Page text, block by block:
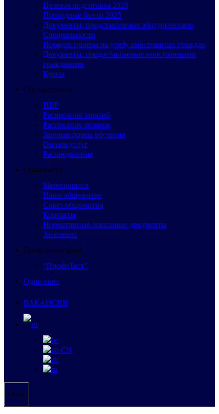
Целевая подготовка 2026
Проходные баллы 2025
Документы, представляемые абитуриентами
Специальности
Порядок приема на учебу иностранных граждан
Документы, предоставляемые иностранными
гражданами
Курсы
Обучающимся
ПВР
Расписание занятий
Расписание звонков
Заочная форма обучения
Оплата услуг
Распределение
Общежитие
Мероприятия
Наше общежитие
Совет общежития
Контакты
Нормативные локальные документы
Заселение
Профориентация
“ПрофиТест”
Одно окно
ВАКАНСИИ
Меню